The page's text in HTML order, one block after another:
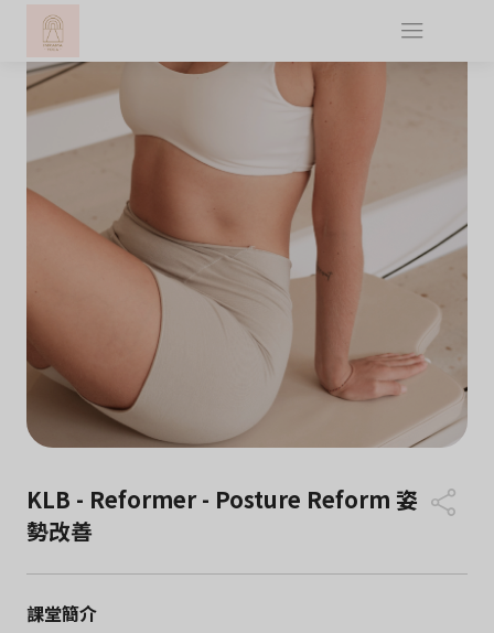
KLB - Reformer - Posture Reform 姿
勢改善
課堂簡介